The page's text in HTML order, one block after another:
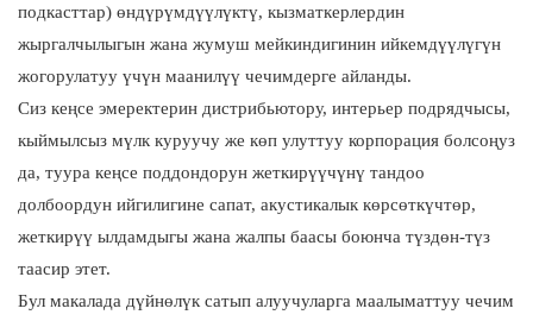
подкасттар) өндүрүмдүүлүктү, кызматкерлердин
жыргалчылыгын жана жумуш мейкиндигинин ийкемдүүлүгүн
жогорулатуу үчүн маанилүү чечимдерге айланды.
Сиз кеңсе эмеректерин дистрибьютору, интерьер подрядчысы,
кыймылсыз мүлк куруучу же көп улуттуу корпорация болсоңуз
да, туура кеңсе поддондорун жеткирүүчүнү тандоо
долбоордун ийгилигине сапат, акустикалык көрсөткүчтөр,
жеткирүү ылдамдыгы жана жалпы баасы боюнча түздөн-түз
таасир этет.
Бул макалада дүйнөлүк сатып алуучуларга маалыматтуу чечим